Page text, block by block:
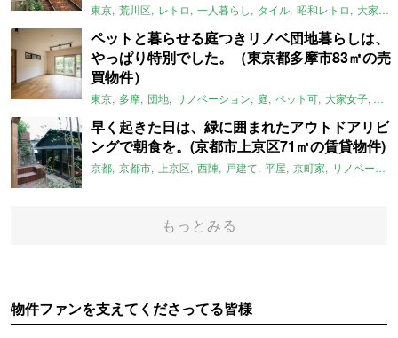
東京 荒川区 レトロ 一人暮らし タイル 昭和レトロ 大家女子
ペットと暮らせる庭つきリノベ団地暮らしは、
やっぱり特別でした。（東京都多摩市83㎡の売
買物件）
東京 多摩 団地 リノベーション 庭 ペット可 大家女子 団
早く起きた日は、緑に囲まれたアウトドアリビ
ングで朝食を。(京都市上京区71㎡の賃貸物件)
京都 京都市 上京区 西陣 戸建て 平屋 京町家 リノベーション
もっとみる
物件ファンを支えてくださってる皆様